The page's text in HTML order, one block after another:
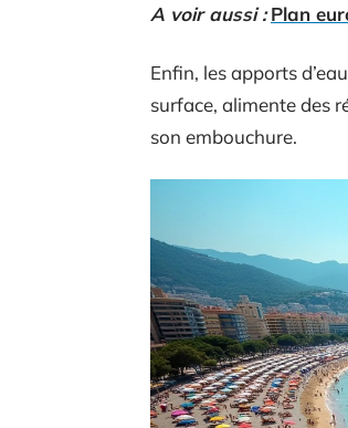
A voir aussi : Plan
Enfin, les apports
surface, alimente des
son embouchure.